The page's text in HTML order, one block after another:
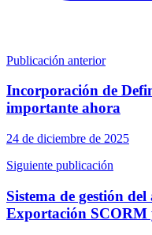
Publicación anterior
Incorporación de
importante ahora
24 de diciembre de 2025
Siguiente publicación
Sistema de gestión
Exportación SCORM